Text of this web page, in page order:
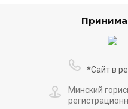
*Сайт в
Минский